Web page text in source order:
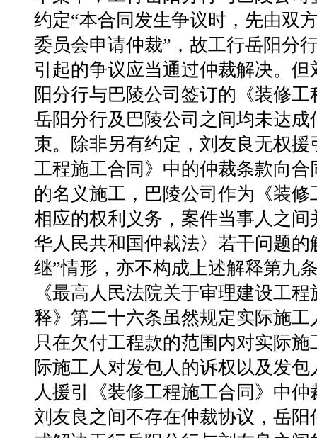
约定“本合同发生争议时，先由双
委员会申请仲裁”，故工行岳阳分
引起的争议应当通过仲裁解决。
阳分行与巴陵公司签订的《装修
岳阳分行及巴陵公司之间均未达
束。除非另有约定，刘友良无权
工程施工合同》中的仲裁条款向
的名义施工，巴陵公司作为《装
相应的权利义务，案件当事人之
华人民共和国仲裁法〉若干问题
继”情形，亦不构成上述解释第九
《最高人民法院关于审理建设工
释》第二十六条虽然规定实际施
只在欠付工程款的范围内对实际
际施工人对发包人的诉权以及发
人援引《装修工程施工合同》中
刘友良之间不存在仲裁协议，岳